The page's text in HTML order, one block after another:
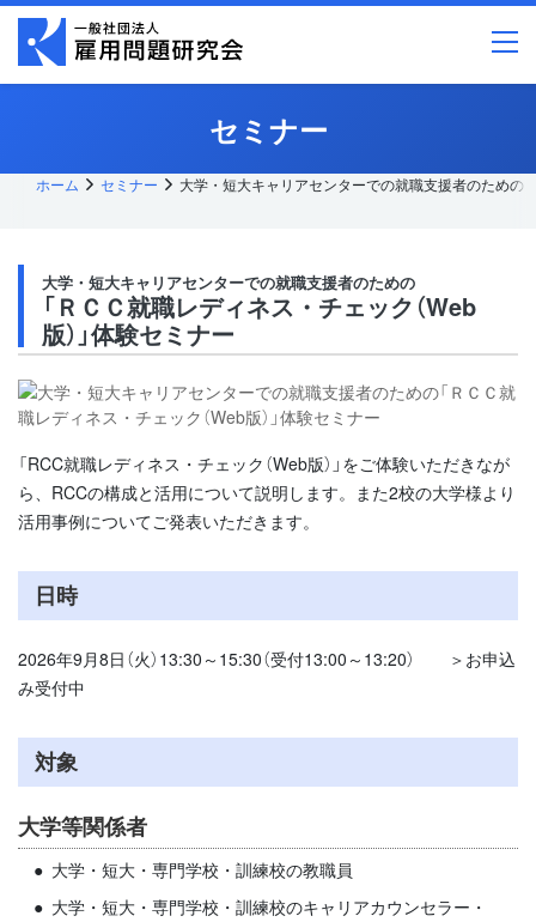
メ
ン
セミナー
ホーム セミナー 大学・短大キャリアセンターでの就職支援者のための
大学・短大キャリアセンターでの就職支援者のための
「ＲＣＣ就職レディネス・チェック（Web
版）」体験セミナー
「RCC就職レディネス・チェック（Web版）」をご体験いただきなが
ら、RCCの構成と活用について説明します。また2校の大学様より
活用事例についてご発表いただきます。
日時
2026年9月8日（火）13:30～15:30（受付13:00～13:20） ＞お申込
み受付中
対象
大学等関係者
大学・短大・専門学校・訓練校の教職員
大学・短大・専門学校・訓練校のキャリアカウンセラー・